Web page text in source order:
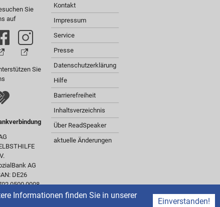
Informationen finden Sie in unserer
Einverstanden!
Sie
auf
Sie
AG
DE26
0500 0008
00
Kontakt
Impressum
Service
Presse
Datenschutzerklärung
Hilfe
Barrierefreiheit
Inhaltsverzeichnis
Über ReadSpeaker
aktuelle Änderungen